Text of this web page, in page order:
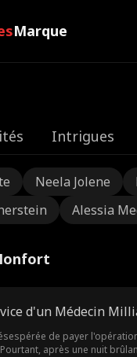
Marque
Intrigues
Neela Jolene
Alessia
d'un Médecin
de payer
après une nuit